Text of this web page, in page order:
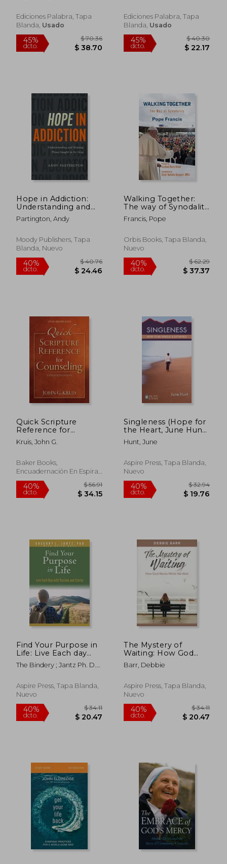
45%
dcto.
45%
dcto.
$ 38.81
Ediciones Palabra, Tapa
Blanda, Usado
Ediciones Palabra, Tapa
Blanda, Usado
45%
dcto.
Hope in Addiction:
Understanding and
Helping Those
Caught in its Grip (en
Partington, Andy
Moody Publishers, Tapa
Blanda, Nuevo
40%
dcto. $ 24.46
Walking Together:
The way of Synodality
(en Inglés)
Francis, Pope
Orbis Books, Tapa Blanda,
Nuevo
40%
dcto.
Quick Scripture
Reference for
Counseling (en
Inglés)
Kruis, John G.
Baker Books,
Encuadernación En Espiral,
Nuevo
Singleness (Hope for
the Heart, June Hunt):
How to Be Single and
Satisfied (en Inglés)
Hunt, June
Aspire Press, Tapa Blanda,
Nuevo
Find Your Purpose in
Life: Live Each day
With Passion and
Clarity (en Inglés)
The Bindery ; Jantz Ph. D.
Aspire Press, Tapa Blanda,
Nuevo
The Mystery of
Waiting: How God
Works While We Wait
(en Inglés)
Barr, Debbie
Aspire Press, Tapa Blanda,
Nuevo